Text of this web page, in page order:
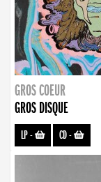
GROS COEUR
GROS DISQUE
LP- CD-